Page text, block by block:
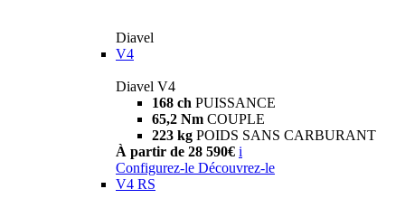
Diavel
V4
Diavel V4
168 ch PUISSANCE
65,2 Nm COUPLE
223 kg POIDS SANS CARBURANT
À partir de 28 590€ i
Configurez-le Découvrez-le
V4 RS